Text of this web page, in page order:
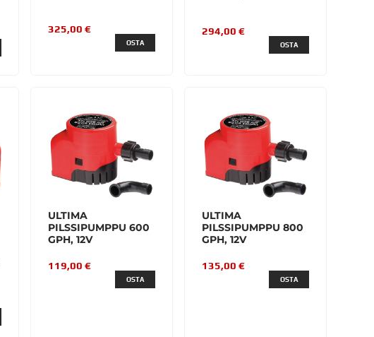
325,00 €
OSTA
294,00 €
OSTA
ULTIMA
PILSSIPUMPPU 600
GPH, 12V
119,00 €
OSTA
ULTIMA
PILSSIPUMPPU 800
GPH, 12V
135,00 €
OSTA